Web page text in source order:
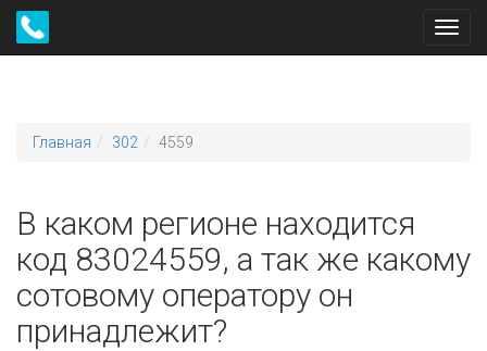
Главная 302 4559
В каком регионе находится
код 83024559, а так же какому
сотовому оператору он
принадлежит?